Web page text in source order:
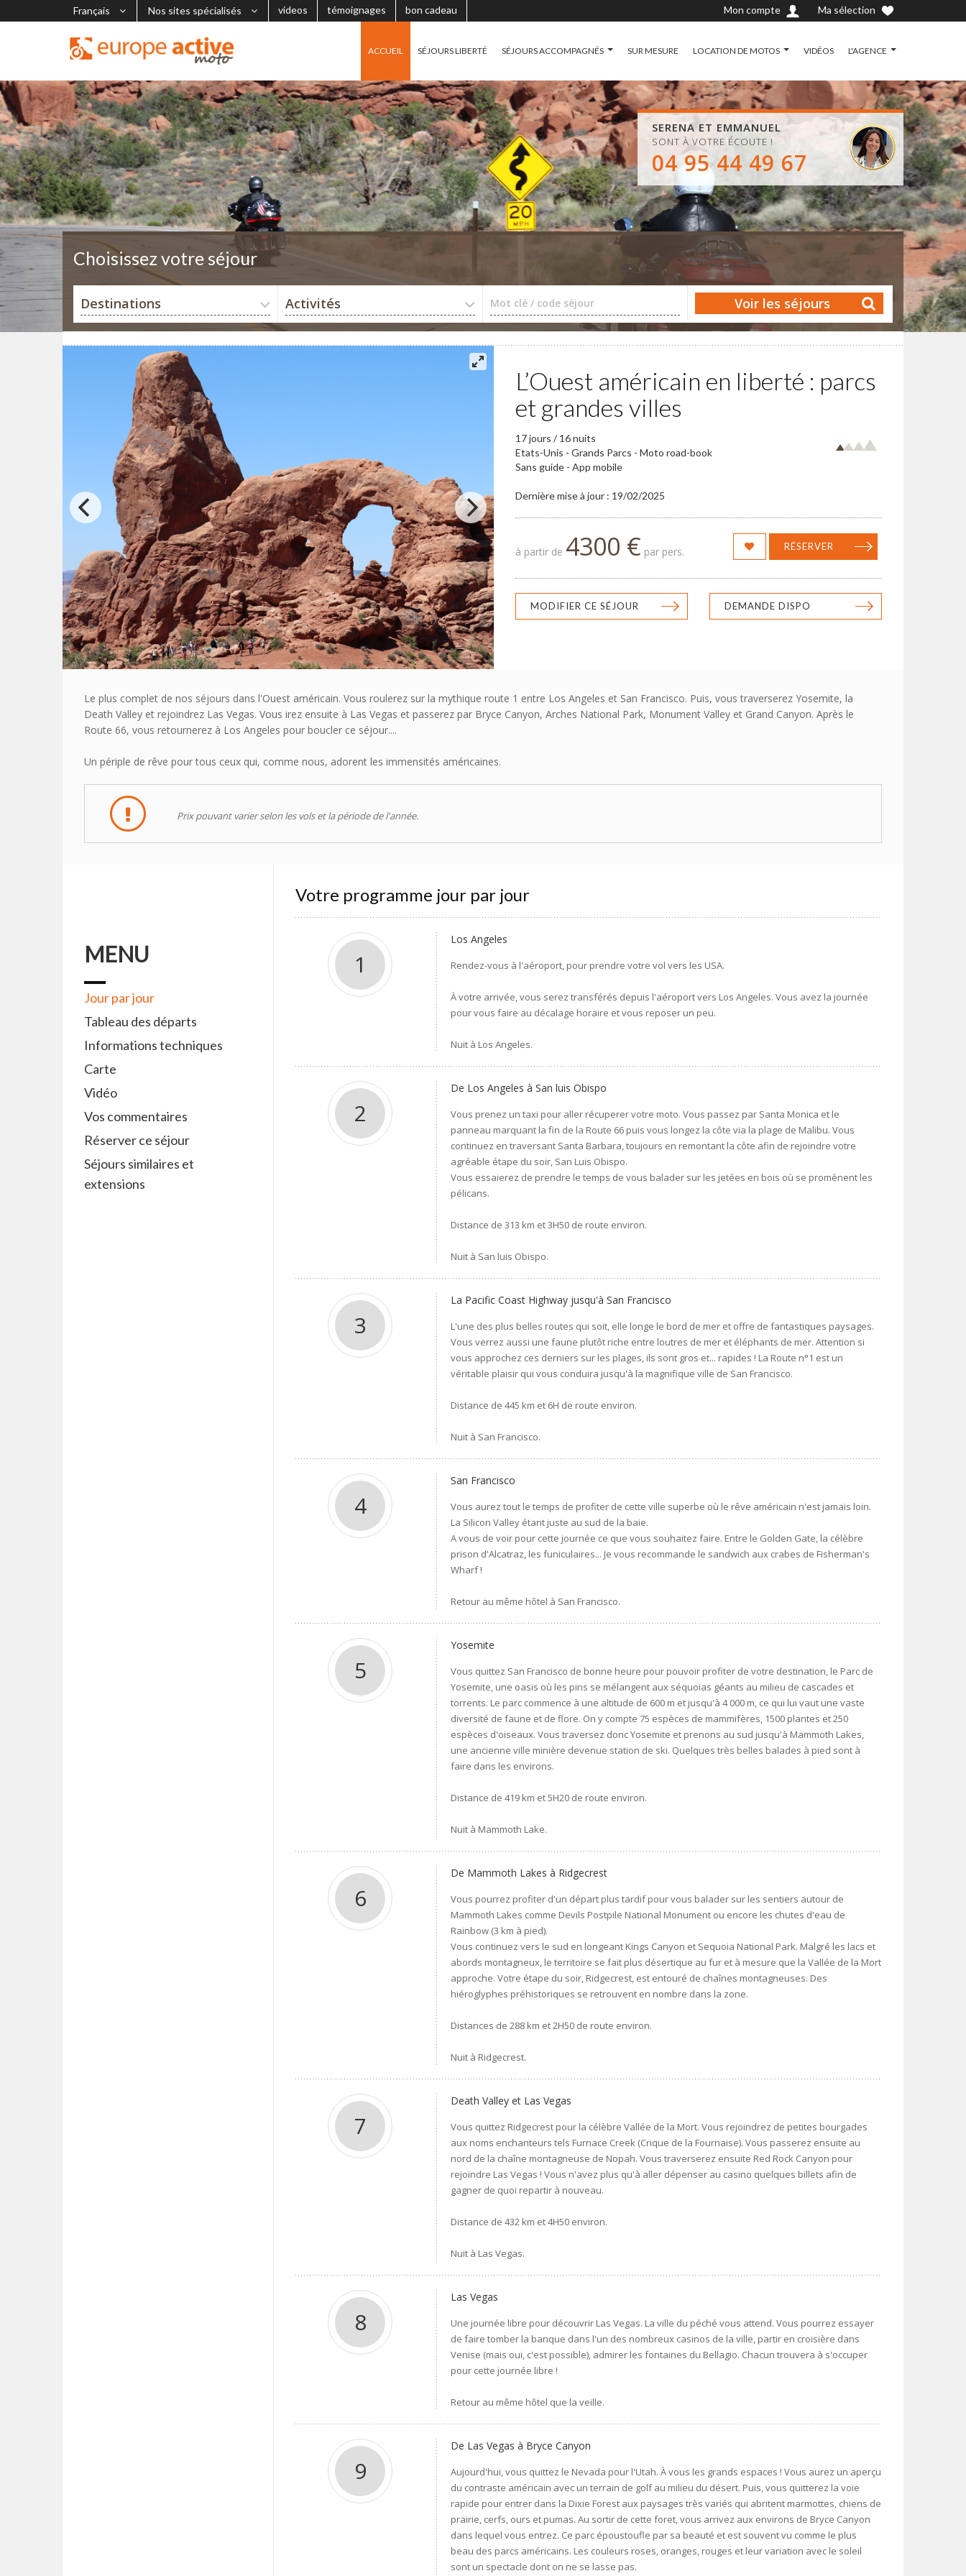
Français Nos sites spécialisés videos témoignages bon cadeau Ma sélection
Mon compte
ACCUEIL SÉJOURS LIBERTÉ SÉJOURS ACCOMPAGNÉS SUR MESURE LOCATION DE MOTOS VIDÉOS L'AGENCE
SERENA ET EMMANUEL
SONT À VOTRE ÉCOUTE !
04 95 44 49 67
Choisissez votre séjour
Destinations Activités Mot clé / code séjour Voir les séjours
L’Ouest américain en liberté : parcs
et grandes villes
17 jours / 16 nuits
Etats-Unis - Grands Parcs - Moto road-book
Sans guide - App mobile
Dernière mise à jour : 19/02/2025
à partir de 4300 € par pers. RÉSERVER
MODIFIER CE SÉJOUR DEMANDE DISPO
Le plus complet de nos séjours dans l'Ouest américain. Vous roulerez sur la mythique route 1 entre Los Angeles et San Francisco. Puis, vous traverserez Yosemite, la
Death Valley et rejoindrez Las Vegas. Vous irez ensuite à Las Vegas et passerez par Bryce Canyon, Arches National Park, Monument Valley et Grand Canyon. Après le
Route 66, vous retournerez à Los Angeles pour boucler ce séjour....
Un périple de rêve pour tous ceux qui, comme nous, adorent les immensités américaines.
Prix pouvant varier selon les vols et la période de l'année.
MENU
Jour par jour
Tableau des départs
Informations techniques
Carte
Vidéo
Vos commentaires
Réserver ce séjour
Séjours similaires et
extensions
Votre programme jour par jour
1
Los Angeles
Rendez-vous à l'aéroport, pour prendre votre vol vers les USA.
À votre arrivée, vous serez transférés depuis l'aéroport vers Los Angeles. Vous avez la journée
pour vous faire au décalage horaire et vous reposer un peu.
Nuit à Los Angeles.
2
De Los Angeles à San luis Obispo
Vous prenez un taxi pour aller récuperer votre moto. Vous passez par Santa Monica et le
panneau marquant la fin de la Route 66 puis vous longez la côte via la plage de Malibu. Vous
continuez en traversant Santa Barbara, toujours en remontant la côte afin de rejoindre votre
agréable étape du soir, San Luis Obispo.
Vous essaierez de prendre le temps de vous balader sur les jetées en bois où se promènent les
pélicans.
Distance de 313 km et 3H50 de route environ.
Nuit à San luis Obispo.
3
La Pacific Coast Highway jusqu'à San Francisco
L'une des plus belles routes qui soit, elle longe le bord de mer et offre de fantastiques paysages.
Vous verrez aussi une faune plutôt riche entre loutres de mer et éléphants de mer. Attention si
vous approchez ces derniers sur les plages, ils sont gros et... rapides ! La Route n°1 est un
véritable plaisir qui vous conduira jusqu'à la magnifique ville de San Francisco.
Distance de 445 km et 6H de route environ.
Nuit à San Francisco.
4
San Francisco
Vous aurez tout le temps de profiter de cette ville superbe où le rêve américain n'est jamais loin.
La Silicon Valley étant juste au sud de la baie.
A vous de voir pour cette journée ce que vous souhaitez faire. Entre le Golden Gate, la célèbre
prison d'Alcatraz, les funiculaires... Je vous recommande le sandwich aux crabes de Fisherman's
Wharf !
Retour au même hôtel à San Francisco.
5
Yosemite
Vous quittez San Francisco de bonne heure pour pouvoir profiter de votre destination, le Parc de
Yosemite, une oasis où les pins se mélangent aux séquoias géants au milieu de cascades et
torrents. Le parc commence à une altitude de 600 m et jusqu'à 4 000 m, ce qui lui vaut une vaste
diversité de faune et de flore. On y compte 75 espèces de mammifères, 1500 plantes et 250
espèces d'oiseaux. Vous traversez donc Yosemite et prenons au sud jusqu'à Mammoth Lakes,
une ancienne ville minière devenue station de ski. Quelques très belles balades à pied sont à
faire dans les environs.
Distance de 419 km et 5H20 de route environ.
Nuit à Mammoth Lake.
6
De Mammoth Lakes à Ridgecrest
Vous pourrez profiter d'un départ plus tardif pour vous balader sur les sentiers autour de
Mammoth Lakes comme Devils Postpile National Monument ou encore les chutes d'eau de
Rainbow (3 km à pied).
Vous continuez vers le sud en longeant Kings Canyon et Sequoia National Park. Malgré les lacs et
abords montagneux, le territoire se fait plus désertique au fur et à mesure que la Vallée de la Mort
approche. Votre étape du soir, Ridgecrest, est entouré de chaînes montagneuses. Des
hiéroglyphes préhistoriques se retrouvent en nombre dans la zone.
Distances de 288 km et 2H50 de route environ.
Nuit à Ridgecrest.
7
Death Valley et Las Vegas
Vous quittez Ridgecrest pour la célèbre Vallée de la Mort. Vous rejoindrez de petites bourgades
aux noms enchanteurs tels Furnace Creek (Crique de la Fournaise). Vous passerez ensuite au
nord de la chaîne montagneuse de Nopah. Vous traverserez ensuite Red Rock Canyon pour
rejoindre Las Vegas ! Vous n'avez plus qu'à aller dépenser au casino quelques billets afin de
gagner de quoi repartir à nouveau.
Distance de 432 km et 4H50 environ.
Nuit à Las Vegas.
8
Las Vegas
Une journée libre pour découvrir Las Vegas. La ville du péché vous attend. Vous pourrez essayer
de faire tomber la banque dans l'un des nombreux casinos de la ville, partir en croisière dans
Venise (mais oui, c'est possible), admirer les fontaines du Bellagio. Chacun trouvera à s'occuper
pour cette journée libre !
Retour au même hôtel que la veille.
9
De Las Vegas à Bryce Canyon
Aujourd'hui, vous quittez le Nevada pour l'Utah. À vous les grands espaces ! Vous aurez un aperçu
du contraste américain avec un terrain de golf au milieu du désert. Puis, vous quitterez la voie
rapide pour entrer dans la Dixie Forest aux paysages très variés qui abritent marmottes, chiens de
prairie, cerfs, ours et pumas. Au sortir de cette foret, vous arrivez aux environs de Bryce Canyon
dans lequel vous entrez. Ce parc époustoufle par sa beauté et est souvent vu comme le plus
beau des parcs américains. Les couleurs roses, oranges, rouges et leur variation avec le soleil
sont un spectacle dont on ne se lasse pas.